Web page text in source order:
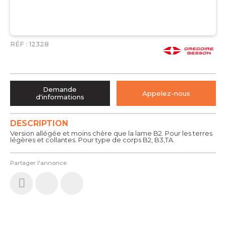
RÉF : 12328
Partager l'annonce
DESCRIPTION
Version allégée et moins chère que la lame B2. Pour les terres
légères et collantes. Pour type de corps B2, B3,TA.
Demande
d'informations
Appelez-nous